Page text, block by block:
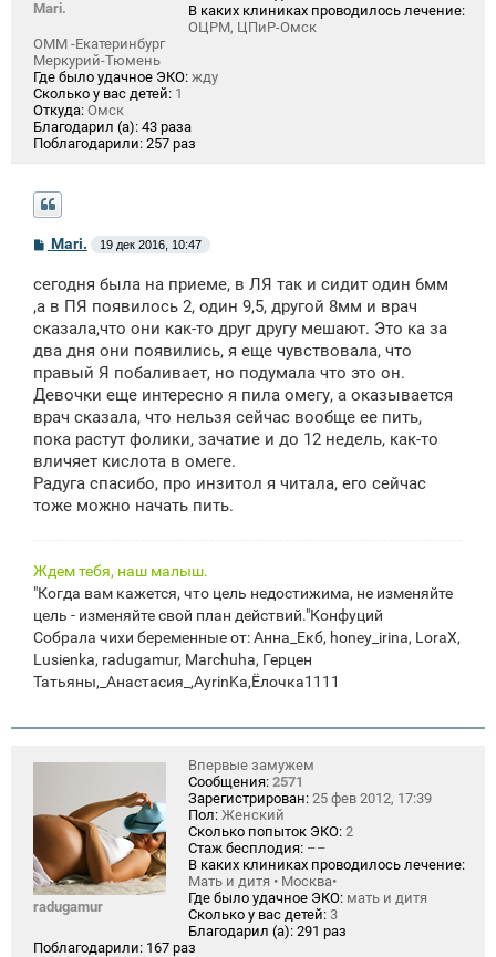
Mari.
В каких клиниках проводилось лечение:
ОЦРМ, ЦПиР-Омск
ОММ -Екатеринбург
Меркурий-Тюмень
Где было удачное ЭКО: жду
Сколько у вас детей: 1
Откуда: Омск
Благодарил (а): 43 раза
Поблагодарили: 257 раз
С
б
щ
н
и
Mari. 19 дек 2016, 10:47
сегодня была на приеме, в ЛЯ так и сидит один 6мм
,а в ПЯ появилось 2, один 9,5, другой 8мм и врач
сказала,что они как-то друг другу мешают. Это ка за
два дня они появились, я еще чувствовала, что
правый Я побаливает, но подумала что это он.
Девочки еще интересно я пила омегу, а оказывается
врач сказала, что нельзя сейчас вообще ее пить,
пока растут фолики, зачатие и до 12 недель, как-то
вличяет кислота в омеге.
Радуга спасибо, про инзитол я читала, его сейчас
тоже можно начать пить.
Ждем тебя, наш малыш.
"Когда вам кажется, что цель недостижима, не изменяйте
цель - изменяйте свой план действий."Конфуций
Собрала чихи беременные от: Анна_Екб, honey_irina, LoraX,
Lusienka, radugamur, Marchuha, Герцен
Татьяны,_Анастасия_,AyrinKa,Ёлочка1111
radugamur
Впервые замужем
Сообщения: 2571
Зарегистрирован: 25 фев 2012, 17:39
Пол: Женский
Сколько попыток ЭКО: 2
Стаж бесплодия: ––
В каких клиниках проводилось лечение:
Мать и дитя • Москва•
Где было удачное ЭКО: мать и дитя
Сколько у вас детей: 3
Благодарил (а): 291 раз
Поблагодарили: 167 раз